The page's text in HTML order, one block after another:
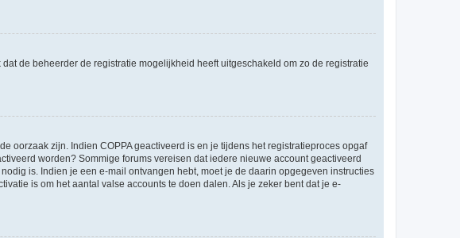
de beheerder de registratie mogelijkheid heeft uitgeschakeld om zo de registratie
oorzaak zijn. Indien COPPA geactiveerd is en je tijdens het registratieproces opgaf
worden? Sommige forums vereisen dat iedere nieuwe account geactiveerd
is. Indien je een e-mail ontvangen hebt, moet je de daarin opgegeven instructies
is om het aantal valse accounts te doen dalen. Als je zeker bent dat je e-